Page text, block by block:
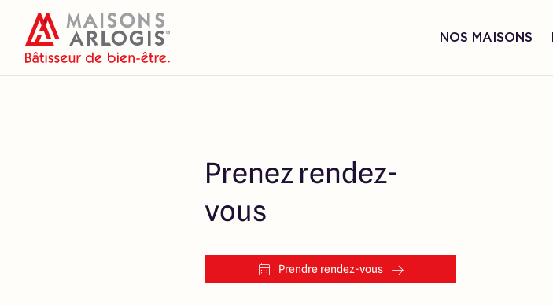
NOS MAISONS
Prenez rendez-
vous
Prendre rendez-vous